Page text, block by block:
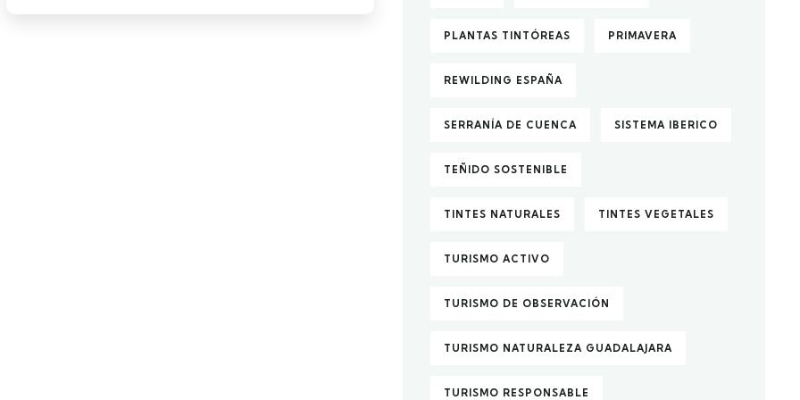
PLANTAS TINTÓREAS PRIMAVERA
REWILDING ESPAÑA
SERRANÍA DE CUENCA SISTEMA IBERICO
TEÑIDO SOSTENIBLE
TINTES NATURALES TINTES VEGETALES
TURISMO ACTIVO
TURISMO DE OBSERVACIÓN
TURISMO NATURALEZA GUADALAJARA
TURISMO RESPONSABLE